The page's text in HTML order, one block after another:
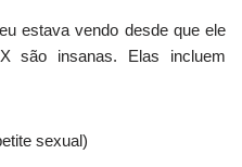
estava vendo desde que ele
são insanas. Elas incluem
sexual)